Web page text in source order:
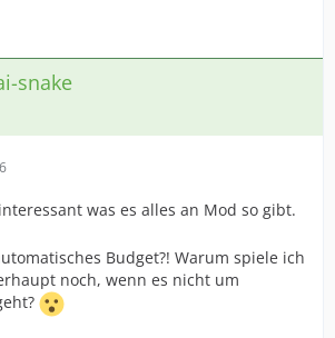
snake
was es alles an Mod so gibt.
Budget?! Warum spiele ich
noch, wenn es nicht um